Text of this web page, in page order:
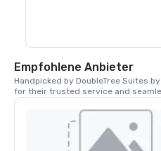
Empfohlene Anbieter
Handpicked by DoubleTree Suites
for their trusted service and